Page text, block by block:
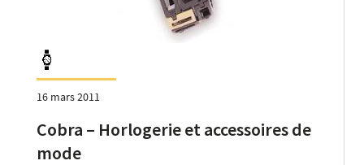
16 mars 2011
Cobra – Horlogerie et accessoires de
mode